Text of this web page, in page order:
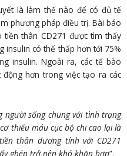
là làm thế nào để có đủ tế
phương pháp điều trị. Bài báo
thân CD271 được tìm thấy
insulin có thể thấp hơn tới 75%
insulin. Ngoài ra, các tế bào
hơn trong việc tạo ra các
người sống chung với tình trạng
thiếu máu cục bộ chi cao lại là
thân dương tính với CD271
ghép trở nên khó khăn hơn”.